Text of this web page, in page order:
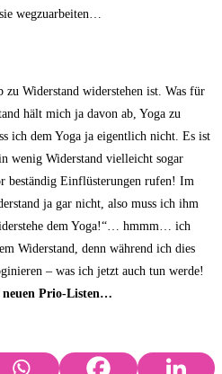
wegzuarbeiten…
zu Widerstand widerstehen ist. Was für
hält mich ja davon ab, Yoga zu
ich dem Yoga ja eigentlich nicht. Es ist
wenig Widerstand vielleicht sogar
beständig Einflüsterungen rufen! Im
ja gar nicht, also muss ich ihm
dem Yoga!“… hmmm… ich
Widerstand, denn während ich dies
– was ich jetzt auch tun werde!
neuen Prio-Listen…